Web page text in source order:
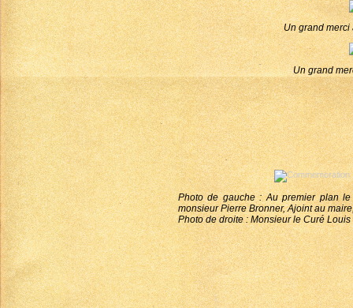
Un grand merci
Un grand
Photo de gauche : Au premier plan
monsieur Pierre Bronner, Ajoint au
Photo de droite : Monsieur le Curé